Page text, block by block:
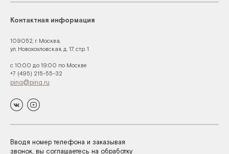
Контактная информация
109052, г. Москва,
ул. Новохохловская, д. 17, стр. 1
с 10:00 до 19:00 по Москве
+7 (495) 215-55-32
pinq@pinq.ru
Вводя номер телефона и заказывая
звонок, вы соглашаетесь на обработку